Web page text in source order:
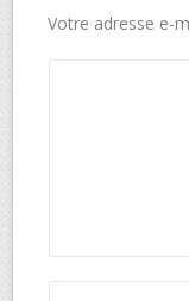
Votre adresse e-